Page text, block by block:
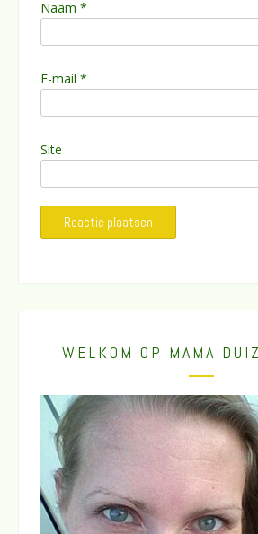
Naam *
E-mail *
Site
WELKOM OP MAMA